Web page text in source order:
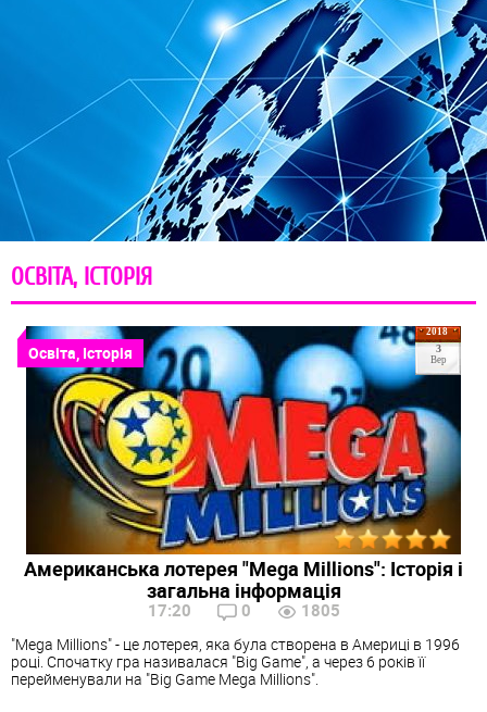
ОСВІТА, ІСТОРІЯ
2018
3
Вер
Освіта, Історія
Американська лотерея "Mega Millions": Історія і
загальна інформація
17:20 0 1805
"Mega Millions" - це лотерея, яка була створена в Америці в 1996
році. Спочатку гра називалася "Big Game", а через 6 років її
перейменували на "Big Game Mega Millions".